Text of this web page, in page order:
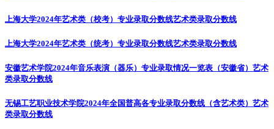
上海大学2024年艺术类（校考）专业录取分数线艺术类录取分数线
上海大学2024年艺术类（统考）专业录取分数线艺术类录取分数线
安徽艺术学院2024年音乐表演（器乐）专业录取情况一览表（安徽省） 艺术
类录取分数线
无锡工艺职业技术学院2024年全国普高各专业录取分数线（含艺术类） 艺术
类录取分数线